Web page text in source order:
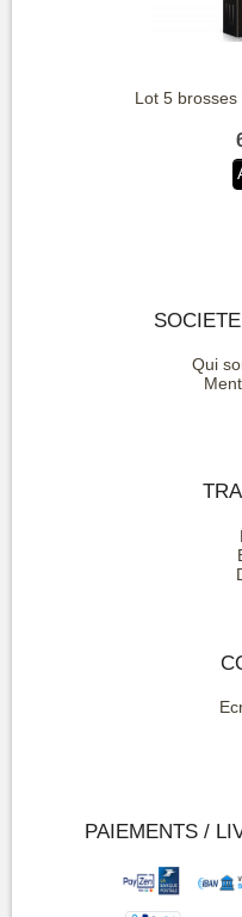
Lot 5 brosses
Qui
PAIEMENTS /